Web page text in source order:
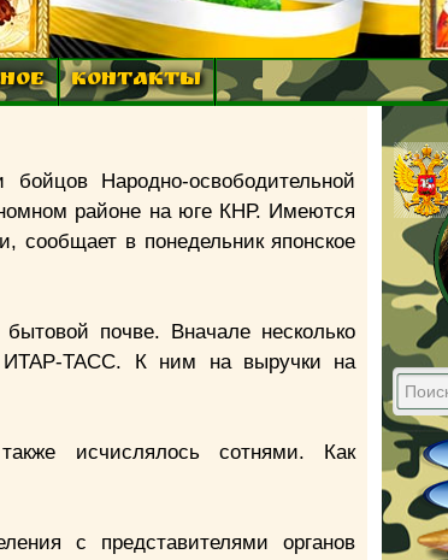
КОНТАКТЫ
Народно-освободительной
районе на юге КНР. Имеются
сообщает в понедельник японское
почве. Вначале несколько
ИТАР-ТАСС. К ним на выручки на
исчислялось сотнями. Как
с представителями органов